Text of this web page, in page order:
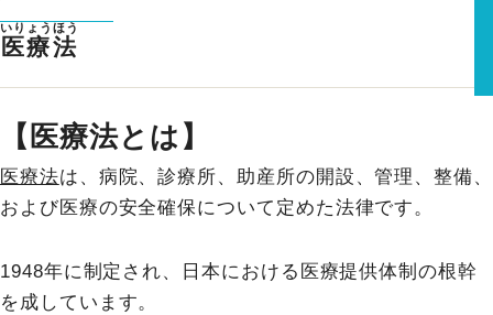
医療法
いりょうほう
【医療法とは】
医療法は、病院、診療所、助産所の開設、管理、整備、
および医療の安全確保について定めた法律です。
1948年に制定され、日本における医療提供体制の根幹
を成しています。